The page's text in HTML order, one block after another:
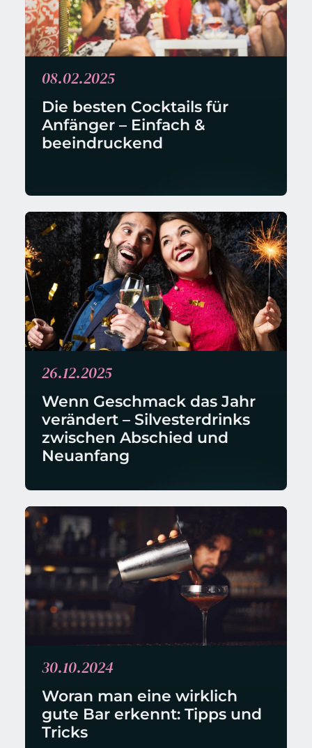
08.02.2025
Die besten Cocktails für
Anfänger – Einfach &
beeindruckend
26.12.2025
Wenn Geschmack das Jahr
verändert – Silvesterdrinks
zwischen Abschied und
Neuanfang
30.10.2024
Woran man eine wirklich
gute Bar erkennt: Tipps und
Tricks